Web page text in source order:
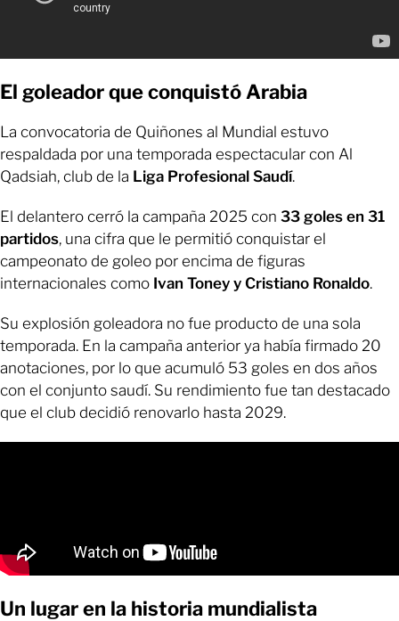
El goleador que conquistó Arabia
La convocatoria de Quiñones al Mundial estuvo
respaldada por una temporada espectacular con Al
Qadsiah, club de la Liga Profesional Saudí.
El delantero cerró la campaña 2025 con 33 goles en 31
partidos, una cifra que le permitió conquistar el
campeonato de goleo por encima de figuras
internacionales como Ivan Toney y Cristiano Ronaldo.
Su explosión goleadora no fue producto de una sola
temporada. En la campaña anterior ya había firmado 20
anotaciones, por lo que acumuló 53 goles en dos años
con el conjunto saudí. Su rendimiento fue tan destacado
que el club decidió renovarlo hasta 2029.
Un lugar en la historia mundialista